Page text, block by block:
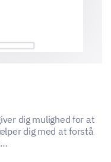
dig mulighed for at
dig med at forstå